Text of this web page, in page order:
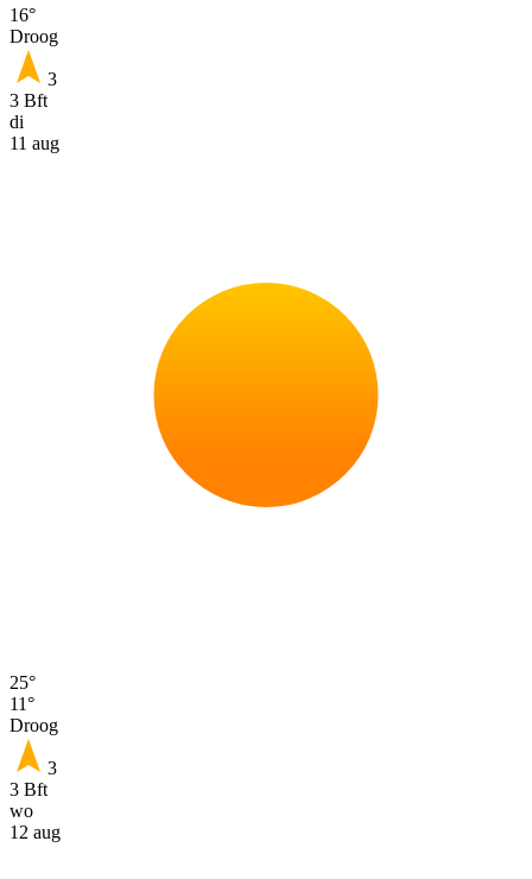
16°
Droog
3
3 Bft
di
11 aug
25°
11°
Droog
3
3 Bft
wo
12 aug